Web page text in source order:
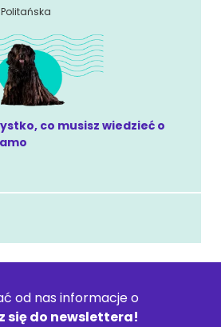
co musisz wiedzieć o
od nas informacje o
się do newslettera!